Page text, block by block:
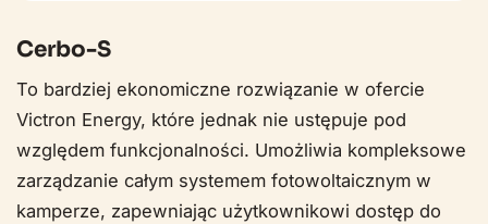
Cerbo-S
To bardziej ekonomiczne rozwiązanie w ofercie
Victron Energy, które jednak nie ustępuje pod
względem funkcjonalności. Umożliwia kompleksowe
zarządzanie całym systemem fotowoltaicznym w
kamperze, zapewniając użytkownikowi dostęp do